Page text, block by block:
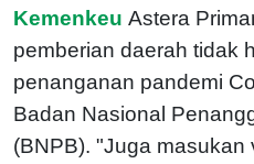
Kemenkeu Astera
pemberian daerah tidak
penanganan pandemi
Badan Nasional
(BNPB). "Juga